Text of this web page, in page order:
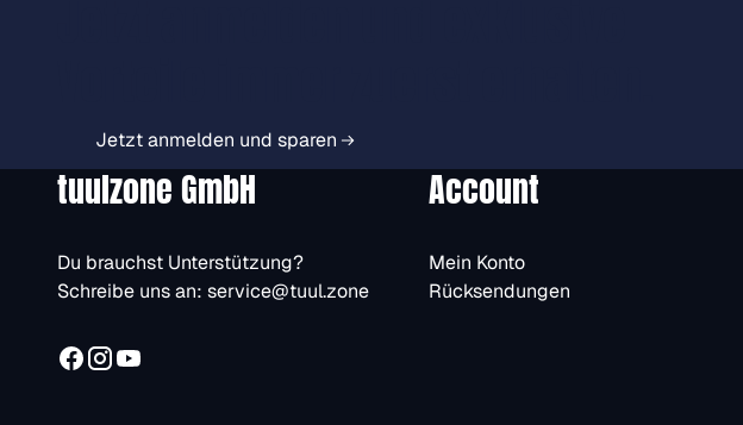
Jetzt anmelden und sparen
tuulzone GmbH
Du brauchst Unterstützung?
Schreibe uns an: service@tuul.zone
Account
Mein Konto
Rücksendungen